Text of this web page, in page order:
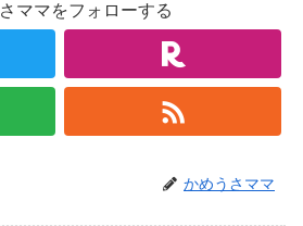
ママをフォローする
かめうさママ